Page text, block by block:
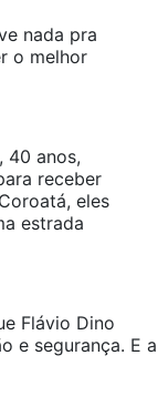
nada pra
o melhor
40 anos,
receber
eles
estrada
Flávio Dino
e segurança. E a